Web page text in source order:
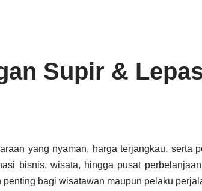
Supir &
yang nyaman, harga terjangkau, serta
bisnis, wisata, hingga pusat
bagi wisatawan maupun pelaku